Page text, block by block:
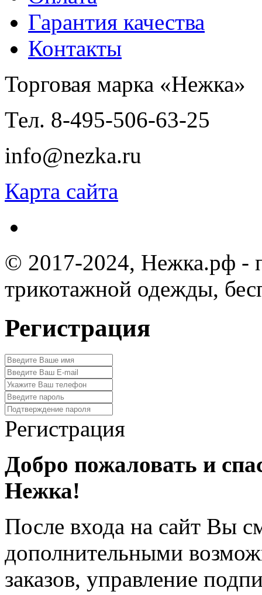
Гарантия качества
Контакты
Торговая марка «Нежка»
Тел. 8-495-506-63-25
info@nezka.ru
Карта сайта
© 2017-2024, Нежка.рф -
трикотажной одежды,
Регистрация
Регистрация
Добро пожаловать и
Нежка!
После входа на сайт Вы
дополнительными
заказов, управление